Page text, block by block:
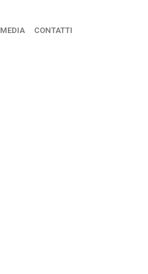
MEDIA CONTATTI